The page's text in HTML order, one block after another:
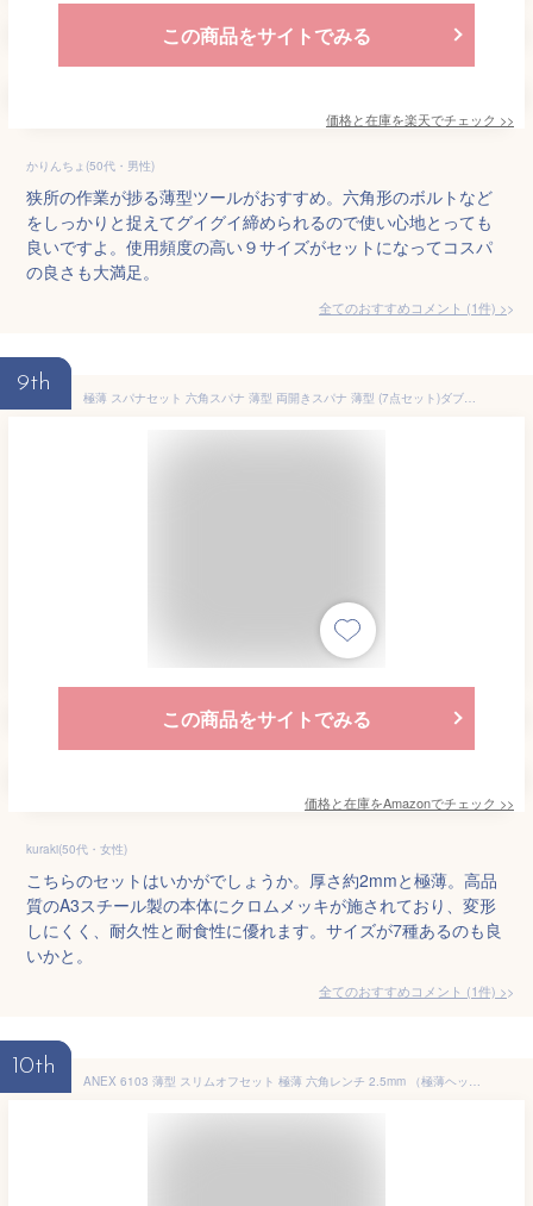
この商品をサイトでみる
価格と在庫を楽天でチェック >>
かりんちょ(50代・男性)
狭所の作業が捗る薄型ツールがおすすめ。六角形のボルトなど
をしっかりと捉えてグイグイ締められるので使い心地とっても
良いですよ。使用頻度の高い９サイズがセットになってコスパ
の良さも大満足。
全てのおすすめコメント (1件) >
9th
極薄 スパナセット 六角スパナ 薄型 両開きスパナ 薄型 (7点セット)ダブルオープンエンドレンチ 5.5-14MMサイズ 厚さ約2mm 多機能 修理用具 家庭便利グッズ 持ち運びに便利
この商品をサイトでみる
価格と在庫をAmazonでチェック >>
kuraki(50代・女性)
こちらのセットはいかがでしょうか。厚さ約2mmと極薄。高品
質のA3スチール製の本体にクロムメッキが施されており、変形
しにくく、耐久性と耐食性に優れます。サイズが7種あるのも良
いかと。
全てのおすすめコメント (1件) >
10th
ANEX 6103 薄型 スリムオフセット 極薄 六角レンチ 2.5mm （極薄ヘッド高10mm）